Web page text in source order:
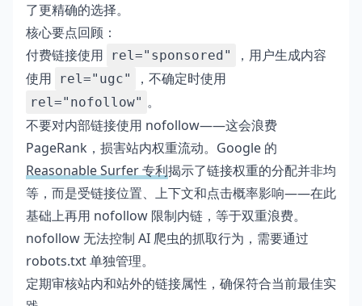
了更精确的选择。
核心要点回顾：
付费链接使用
rel="sponsored"
，用户生成内容
使用
rel="ugc" ，不确定时使用
rel="nofollow" 。
不要对内部链接使用 nofollow——这会浪费
PageRank，损害站内权重流动。Google 的
Reasonable Surfer 专利揭示了链接权重的分配并非均
等，而是受链接位置、上下文和点击概率影响——在此
基础上再用 nofollow 限制内链，等于双重浪费。
nofollow 无法控制 AI 爬虫的抓取行为，需要通过
robots.txt 单独管理。
定期审核站内和站外的链接属性，确保符合当前最佳实